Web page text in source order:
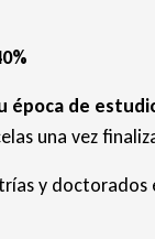
época de
una vez
y